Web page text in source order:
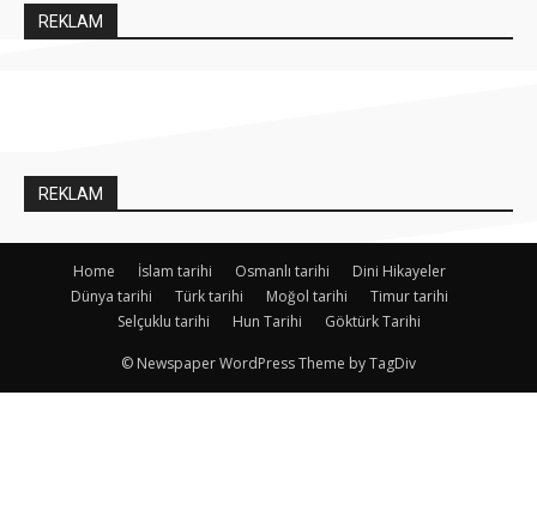
REKLAM
REKLAM
Home İslam tarihi Osmanlı tarihi
Dini Hikayeler
Dünya tarihi
Türk tarihi Moğol tarihi
Timur tarihi
Selçuklu tarihi
Hun Tarihi Göktürk Tarihi
© Newspaper WordPress Theme by TagDiv